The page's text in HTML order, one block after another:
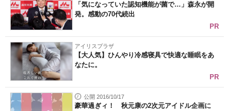
「気になっていた認知機能が菌で…」森永が開
発。感動の70代続出
PR
アイリスプラザ
【大人気】ひんやり冷感寝具で快適な睡眠をあ
なたに。
PR
公開 2016/10/17
豪華過ぎィ！ 秋元康の2次元アイドル企画に